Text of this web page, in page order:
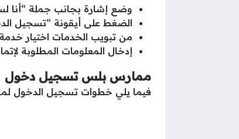
وضع إشارة بجانب جملة “أنا
الضغط على أيقونة “تسجيل
من تبويب الخدمات اختيار
إدخال المعلومات المطلوبة
ممارس بلس تسجيل دخول
فيما يلي خطوات تسجيل الدخول